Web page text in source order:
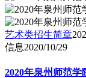
艺术类招生简章
信息2020/10/29
2020年泉州师范